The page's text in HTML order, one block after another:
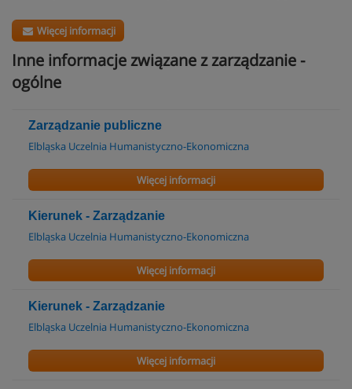
Więcej informacji
Inne informacje związane z zarządzanie -
ogólne
Zarządzanie publiczne
Elbląska Uczelnia Humanistyczno-Ekonomiczna
Więcej informacji
Kierunek - Zarządzanie
Elbląska Uczelnia Humanistyczno-Ekonomiczna
Więcej informacji
Kierunek - Zarządzanie
Elbląska Uczelnia Humanistyczno-Ekonomiczna
Więcej informacji